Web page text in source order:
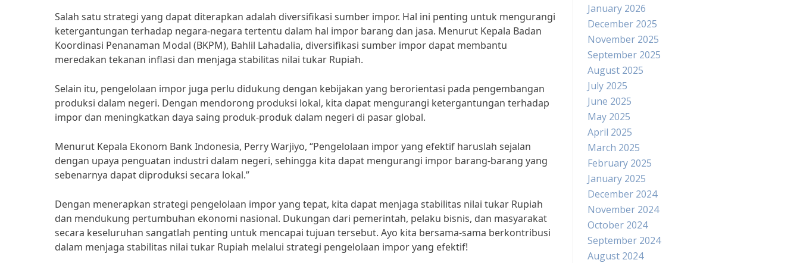
Salah satu strategi yang dapat diterapkan adalah diversifikasi sumber impor. Hal ini penting untuk mengurangi
ketergantungan terhadap negara-negara tertentu dalam hal impor barang dan jasa. Menurut Kepala Badan
Koordinasi Penanaman Modal (BKPM), Bahlil Lahadalia, diversifikasi sumber impor dapat membantu
meredakan tekanan inflasi dan menjaga stabilitas nilai tukar Rupiah.
Selain itu, pengelolaan impor juga perlu didukung dengan kebijakan yang berorientasi pada pengembangan
produksi dalam negeri. Dengan mendorong produksi lokal, kita dapat mengurangi ketergantungan terhadap
impor dan meningkatkan daya saing produk-produk dalam negeri di pasar global.
Menurut Kepala Ekonom Bank Indonesia, Perry Warjiyo, “Pengelolaan impor yang efektif haruslah sejalan
dengan upaya penguatan industri dalam negeri, sehingga kita dapat mengurangi impor barang-barang yang
sebenarnya dapat diproduksi secara lokal.”
Dengan menerapkan strategi pengelolaan impor yang tepat, kita dapat menjaga stabilitas nilai tukar Rupiah
dan mendukung pertumbuhan ekonomi nasional. Dukungan dari pemerintah, pelaku bisnis, dan masyarakat
secara keseluruhan sangatlah penting untuk mencapai tujuan tersebut. Ayo kita bersama-sama berkontribusi
dalam menjaga stabilitas nilai tukar Rupiah melalui strategi pengelolaan impor yang efektif!
January 2026
December 2025
November 2025
September 2025
August 2025
July 2025
June 2025
May 2025
April 2025
March 2025
February 2025
January 2025
December 2024
November 2024
October 2024
September 2024
August 2024